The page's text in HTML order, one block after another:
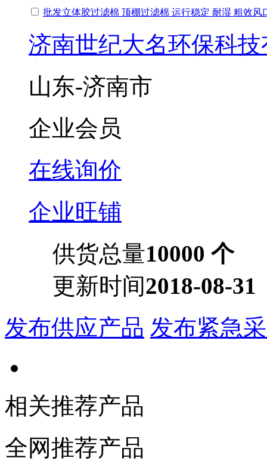
批发立体胶过滤棉 顶棚过滤棉 运行稳定 耐湿 粗效风
济南世纪大名环保科
山东-济南市
企业会员
在线询价
企业旺铺
供货总量10000 个
更新时间2018-08-31
发布供应产品 发布紧急
相关推荐产品
全网推荐产品